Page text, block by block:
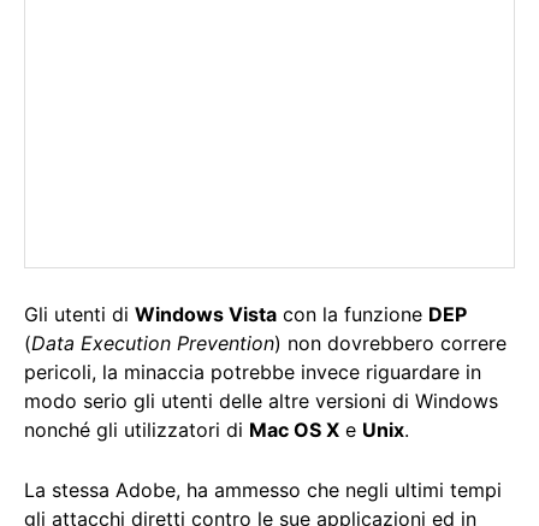
Gli utenti di Windows Vista con la funzione DEP
(Data Execution Prevention) non dovrebbero correre
pericoli, la minaccia potrebbe invece riguardare in
modo serio gli utenti delle altre versioni di Windows
nonché gli utilizzatori di Mac OS X e Unix.
La stessa Adobe, ha ammesso che negli ultimi tempi
gli attacchi diretti contro le sue applicazioni ed in